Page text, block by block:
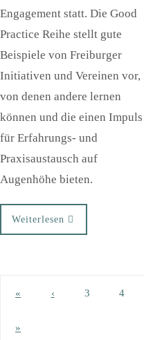
Engagement statt. Die Good
Practice Reihe stellt gute
Beispiele von Freiburger
Initiativen und Vereinen vor,
von denen andere lernen
können und die einen Impuls
für Erfahrungs- und
Praxisaustausch auf
Augenhöhe bieten.
Weiterlesen
« ‹ 3 4
»